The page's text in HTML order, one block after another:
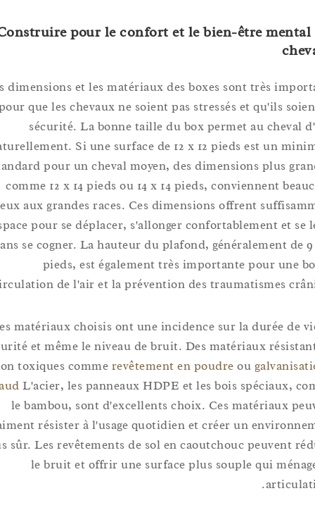
A. Construire pour le confort et le bien-être
Les dimensions et les matériaux des boxes sont très
pour que les chevaux ne soient pas stressés et qu'ils
sécurité. La bonne taille du box permet au
naturellement. Si une surface de 12 x 12 pieds est un
standard pour un cheval moyen, des dimensions plus
comme 12 x 14 pieds ou 14 x 14 pieds, conviennent
mieux aux grandes races. Ces dimensions offrent
d'espace pour se déplacer, s'allonger confortablement et
sans se cogner. La hauteur du plafond, généralement
pieds, est également très importante pour
circulation de l'air et la prévention des traumatismes
Les matériaux choisis ont une incidence sur la durée
sécurité et même le niveau de bruit. Des matériaux
non toxiques commerevêtement en poudre ou
chaudL'acier, les panneaux HDPE et les bois
le bambou, sont d'excellents choix. Ces matériaux
vraiment résister à l'usage quotidien et créer un
plus sûr. Les revêtements de sol en caoutchouc
le bruit et offrir une surface plus souple qui